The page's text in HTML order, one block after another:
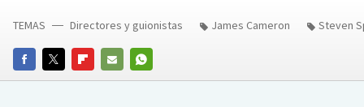
FACEBOOKTWITTERFLIPBOARD
E-
WHATSAPP
TEMAS Directores y guionistas James Cameron Steven